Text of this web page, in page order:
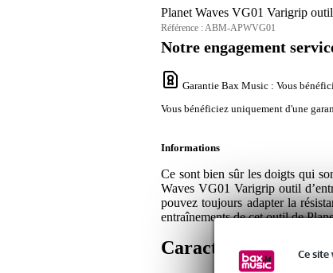
Ce site
Planet Waves VG01 Varigrip
Référence :ABM-APWVG01
Notre engagement
Garantie Bax Music : Vous
Vous bénéficiez uniquement d'une
Informations
Ce sont bien sûr les doigts qui
Waves VG01 Varigrip outil
pouvez toujours adapter la
entraînements de cet outil de
Caractéristiques